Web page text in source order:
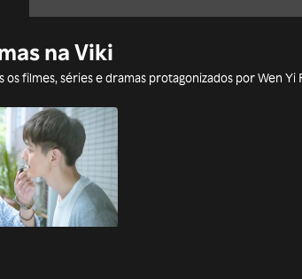
na Viki
os filmes, séries e dramas protagonizados por Wen Yi